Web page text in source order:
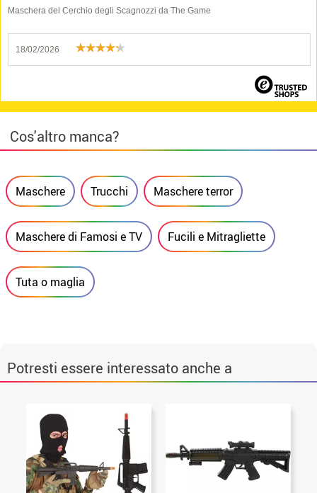
Maschera del Cerchio degli Scagnozzi da The Game
18/02/2026
Cos'altro manca?
Maschere Trucchi Maschere terror
Maschere di Famosi e TV Fucili e Mitragliette
Tuta o maglia
Potresti essere interessato anche a